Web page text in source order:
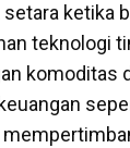
ketika
teknologi
komoditas